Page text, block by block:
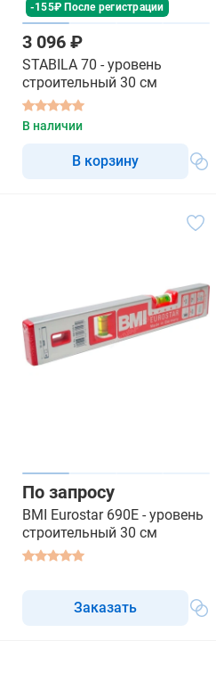
-155₽ После регистрации
3 096 ₽
STABILA 70 - уровень
строительный 30 см
В наличии
В корзину
По запросу
BMI Eurostar 690E - уровень
строительный 30 см
Заказать